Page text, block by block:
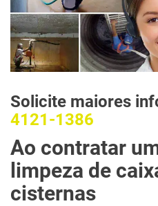
Solicite maiores
4121-1386
Ao contratar
limpeza de
cisternas